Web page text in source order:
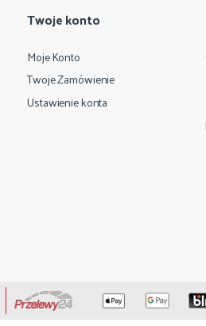
Twoje konto
Moje Konto
Twoje Zamówienie
Ustawienie konta